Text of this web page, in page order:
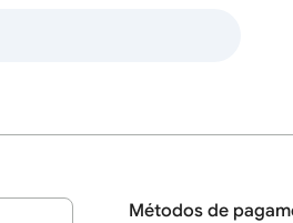
Métodos de